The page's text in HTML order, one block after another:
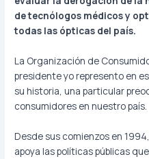
de tecnólogos médicos y
todas las ópticas del país.
La Organización de
presidente yo represento en
su historia, una particular
consumidores en nuestro país.
Desde sus comienzos en
apoya las políticas públicas